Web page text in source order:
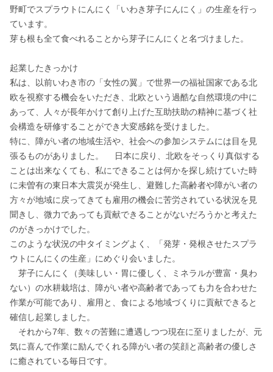
野町でスプラウトにんにく「いわき芽子にんにく」の生産を行っ
ています。
芽も根も全て食べれることから芽子にんにくと名づけました。
起業したきっかけ
私は、以前いわき市の「女性の翼」で世界一の福祉国家である北
欧を視察する機会をいただき、北欧という過酷な自然環境の中に
あって、人々が長年かけて創り上げた互助扶助の精神に基づく社
会構造を研修することができ大変感銘を受けました。
特に、障がい者の地域生活や、社会への参加システムには目を見
張るものがありました。 　日本に戻り、北欧をそっくり真似する
ことは出来なくても、私にできることは何かを探し続けていた時
に未曽有の東日本大震災が発生し、避難した高齢者や障がい者の
方々が地域に戻ってきても雇用の機会に苦労されている状況を見
聞きし、微力であっても貢献できることがないだろうかと考えた
のがきっかけでした。
このような状況の中タイミングよく、「発芽・発根させたスプラ
ウトにんにくの生産」にめぐり会いました。
芽子にんにく（美味しい・胃に優しく、ミネラルが豊富・臭わ
ない）の水耕栽培は、障がい者や高齢者であっても力を合わせた
作業が可能であり、雇用と、食による地域づくりに貢献できると
確信し起業しました。
それから7年、数々の苦難に遭遇しつつ現在に至りましたが、元
気に喜んで作業に励んでくれる障がい者の笑顔と高齢者の優しさ
に癒されている毎日です。